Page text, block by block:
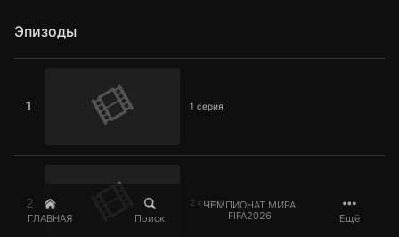
ГЛАВНАЯ Поиск
ЧЕМПИОНАТ МИРА
FIFA2026
Ещё
Эпизоды
1 1 серия
2 2 серия